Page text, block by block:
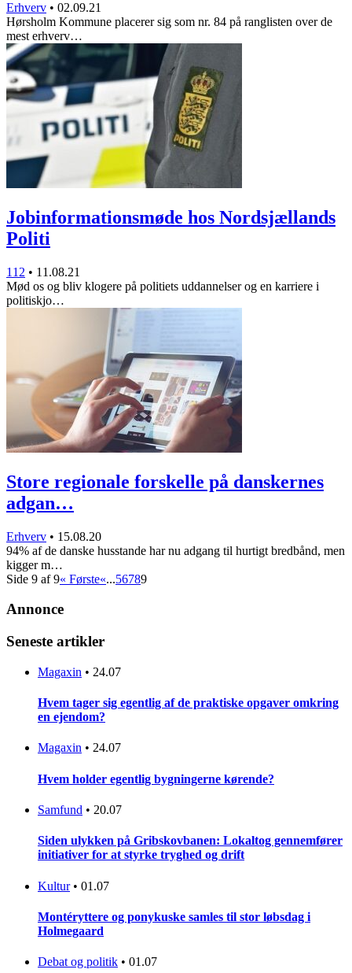
Erhverv • 02.09.21
Hørsholm Kommune placerer sig som nr. 84 på ranglisten over de
mest erhverv…
Jobinformationsmøde hos Nordsjællands
Politi
112 • 11.08.21
Mød os og bliv klogere på politiets uddannelser og en karriere i
politiskjo…
Store regionale forskelle på danskernes
adgan…
Erhverv • 15.08.20
94% af de danske husstande har nu adgang til hurtigt bredbånd, men
kigger m…
Side 9 af 9« Første«...56789
Annonce
Seneste artikler
Magaxin • 24.07
Hvem tager sig egentlig af de praktiske opgaver omkring
en ejendom?
Magaxin • 24.07
Hvem holder egentlig bygningerne kørende?
Samfund • 20.07
Siden ulykken på Gribskovbanen: Lokaltog gennemfører
initiativer for at styrke tryghed og drift
Kultur • 01.07
Montéryttere og ponykuske samles til stor løbsdag i
Holmegaard
Debat og politik • 01.07